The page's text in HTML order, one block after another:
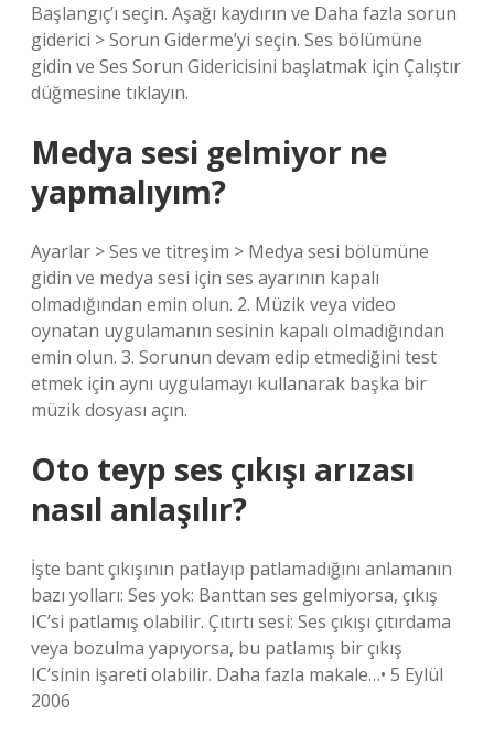
Başlangıç’ı seçin. Aşağı kaydırın ve Daha fazla sorun
giderici > Sorun Giderme’yi seçin. Ses bölümüne
gidin ve Ses Sorun Gidericisini başlatmak için Çalıştır
düğmesine tıklayın.
Medya sesi gelmiyor ne
yapmalıyım?
Ayarlar > Ses ve titreşim > Medya sesi bölümüne
gidin ve medya sesi için ses ayarının kapalı
olmadığından emin olun. 2. Müzik veya video
oynatan uygulamanın sesinin kapalı olmadığından
emin olun. 3. Sorunun devam edip etmediğini test
etmek için aynı uygulamayı kullanarak başka bir
müzik dosyası açın.
Oto teyp ses çıkışı arızası
nasıl anlaşılır?
İşte bant çıkışının patlayıp patlamadığını anlamanın
bazı yolları: Ses yok: Banttan ses gelmiyorsa, çıkış
IC’si patlamış olabilir. Çıtırtı sesi: Ses çıkışı çıtırdama
veya bozulma yapıyorsa, bu patlamış bir çıkış
IC’sinin işareti olabilir. Daha fazla makale…• 5 Eylül
2006